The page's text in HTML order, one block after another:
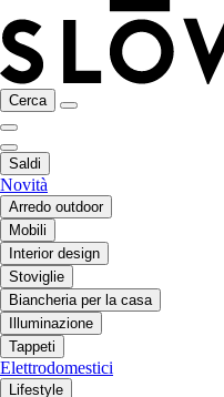
Cerca
Saldi
Novità
Arredo outdoor
Mobili
Interior design
Stoviglie
Biancheria per la casa
Illuminazione
Tappeti
Elettrodomestici
Lifestyle